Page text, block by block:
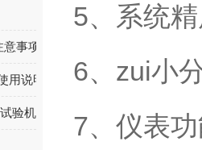
事项
用说明书
验机产品简介
5、系统
6、zui小
7、仪表